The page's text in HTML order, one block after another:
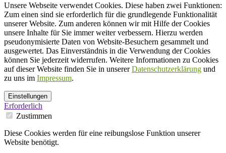
Unsere Webseite verwendet Cookies. Diese haben zwei Funktionen:
Zum einen sind sie erforderlich für die grundlegende Funktionalität
unserer Website. Zum anderen können wir mit Hilfe der Cookies
unsere Inhalte für Sie immer weiter verbessern. Hierzu werden
pseudonymisierte Daten von Website-Besuchern gesammelt und
ausgewertet. Das Einverständnis in die Verwendung der Cookies
können Sie jederzeit widerrufen. Weitere Informationen zu Cookies
auf dieser Website finden Sie in unsererDatenschutzerklärung und
zu uns im Impressum.
Einstellungen
Erforderlich
Zustimmen
Diese Cookies werden für eine reibungslose Funktion unserer
Website benötigt.